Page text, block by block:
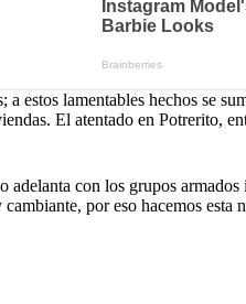
estos lamentables hechos se
El atentado en Potrerito,
con los grupos armados
por eso hacemos esta